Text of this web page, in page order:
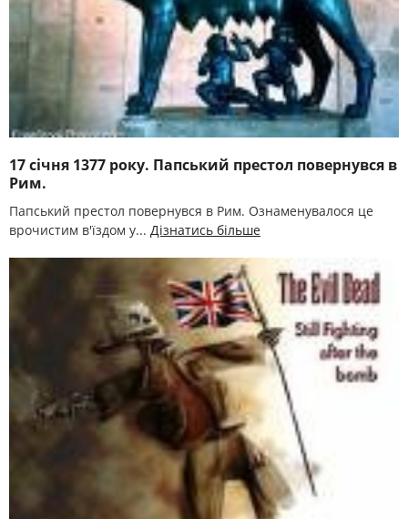
17 січня 1377 року. Папський престол повернувся в
Рим.
Папський престол повернувся в Рим. Ознаменувалося це
врочистим в'їздом у... Дізнатись більше